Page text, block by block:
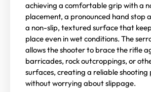
achieving a comfortable grip with a
placement, a pronounced hand stop
a non-slip, textured surface that
place even in wet conditions. The
allows the shooter to brace the rifle
barricades, rock outcroppings, or
surfaces, creating a reliable
without worrying about slippage.